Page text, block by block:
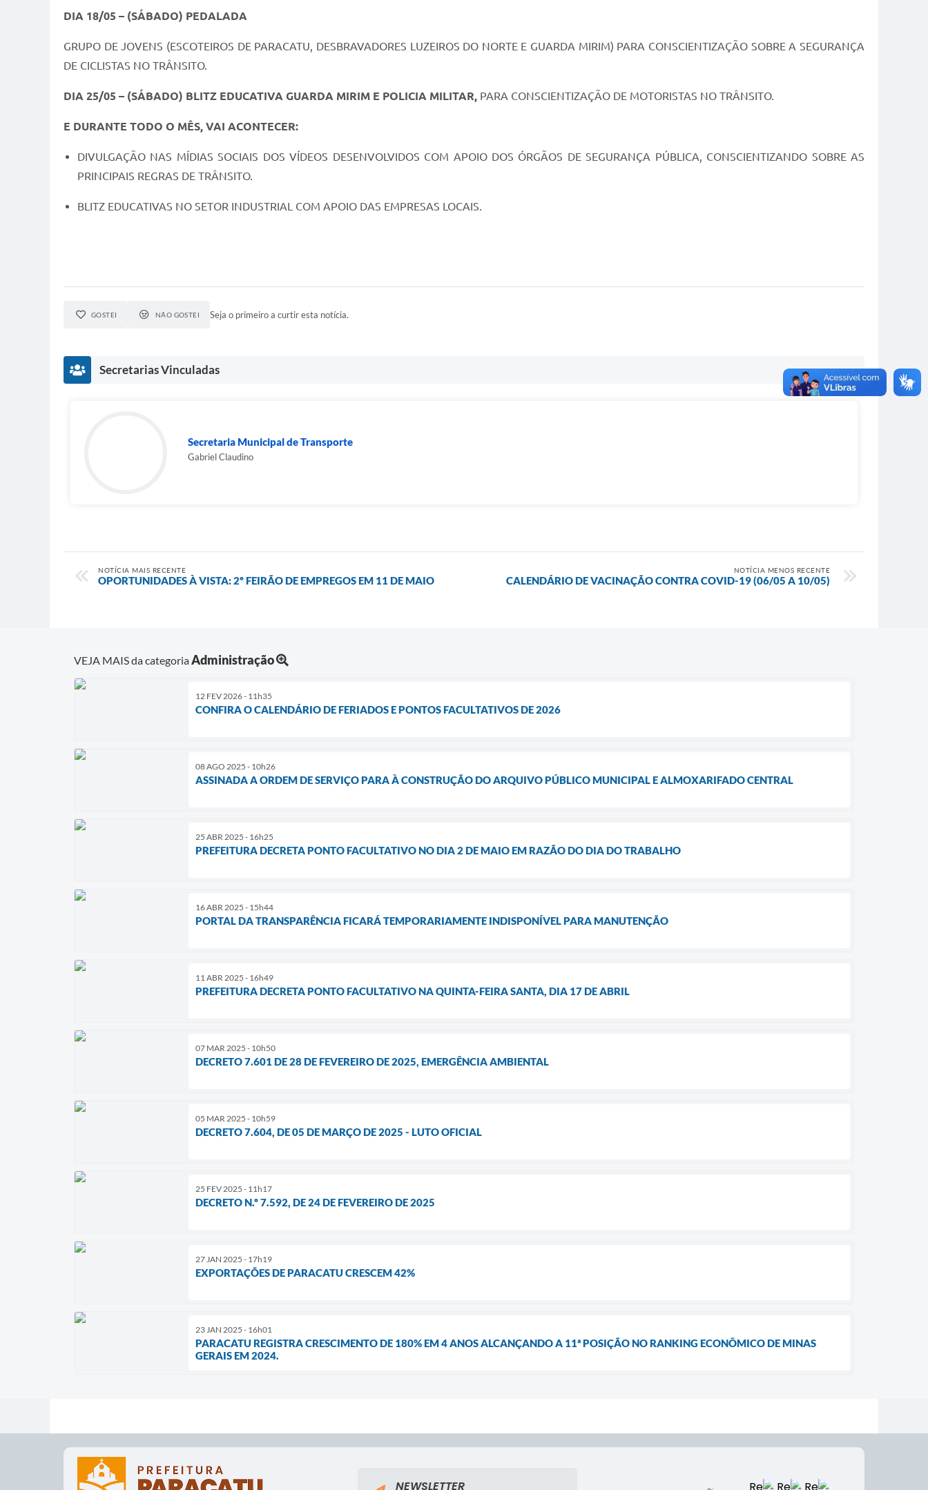
DIA 18/05 – (SÁBADO) PEDALADA
GRUPO DE JOVENS (ESCOTEIROS DE PARACATU, DESBRAVADORES LUZEIROS DO NORTE E GUARDA MIRIM) PARA CONSCIENTIZAÇÃO SOBRE A SEGURANÇA
DE CICLISTAS NO TRÂNSITO.
DIA 25/05 – (SÁBADO) BLITZ EDUCATIVA GUARDA MIRIM E POLICIA MILITAR, PARA CONSCIENTIZAÇÃO DE MOTORISTAS NO TRÂNSITO.
E DURANTE TODO O MÊS, VAI ACONTECER:
DIVULGAÇÃO NAS MÍDIAS SOCIAIS DOS VÍDEOS DESENVOLVIDOS COM APOIO DOS ÓRGÃOS DE SEGURANÇA PÚBLICA, CONSCIENTIZANDO SOBRE AS
PRINCIPAIS REGRAS DE TRÂNSITO.
BLITZ EDUCATIVAS NO SETOR INDUSTRIAL COM APOIO DAS EMPRESAS LOCAIS.
GOSTEI NÃO GOSTEI Seja o primeiro a curtir esta notícia.
Secretarias Vinculadas
Secretaria Municipal de Transporte
Gabriel Claudino
NOTÍCIA MAIS RECENTE
OPORTUNIDADES À VISTA: 2º FEIRÃO DE EMPREGOS EM 11 DE MAIO
NOTÍCIA MENOS RECENTE
CALENDÁRIO DE VACINAÇÃO CONTRA COVID-19 (06/05 A 10/05)
VEJA MAIS da categoriaAdministração
12 FEV 2026 - 11h35
CONFIRA O CALENDÁRIO DE FERIADOS E PONTOS FACULTATIVOS DE 2026
08 AGO 2025 - 10h26
ASSINADA A ORDEM DE SERVIÇO PARA À CONSTRUÇÃO DO ARQUIVO PÚBLICO MUNICIPAL E ALMOXARIFADO CENTRAL
25 ABR 2025 - 16h25
PREFEITURA DECRETA PONTO FACULTATIVO NO DIA 2 DE MAIO EM RAZÃO DO DIA DO TRABALHO
16 ABR 2025 - 15h44
PORTAL DA TRANSPARÊNCIA FICARÁ TEMPORARIAMENTE INDISPONÍVEL PARA MANUTENÇÃO
11 ABR 2025 - 16h49
PREFEITURA DECRETA PONTO FACULTATIVO NA QUINTA-FEIRA SANTA, DIA 17 DE ABRIL
07 MAR 2025 - 10h50
DECRETO 7.601 DE 28 DE FEVEREIRO DE 2025, EMERGÊNCIA AMBIENTAL
05 MAR 2025 - 10h59
DECRETO 7.604, DE 05 DE MARÇO DE 2025 - LUTO OFICIAL
25 FEV 2025 - 11h17
DECRETO N.º 7.592, DE 24 DE FEVEREIRO DE 2025
27 JAN 2025 - 17h19
EXPORTAÇÕES DE PARACATU CRESCEM 42%
23 JAN 2025 - 16h01
PARACATU REGISTRA CRESCIMENTO DE 180% EM 4 ANOS ALCANÇANDO A 11ª POSIÇÃO NO RANKING ECONÔMICO DE MINAS
GERAIS EM 2024.
NEWSLETTER